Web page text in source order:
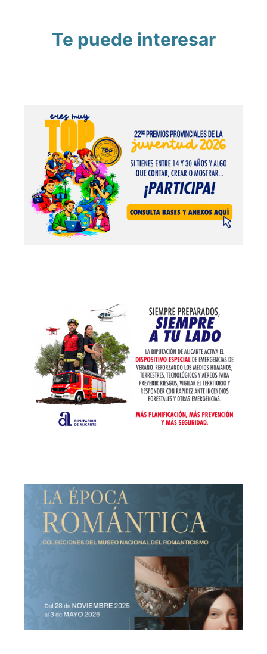
Te puede interesar